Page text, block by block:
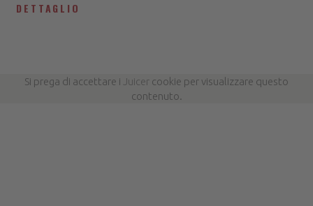
DETTAGLIO
Si prega di accettare i Juicer cookie per visualizzare questo
contenuto.